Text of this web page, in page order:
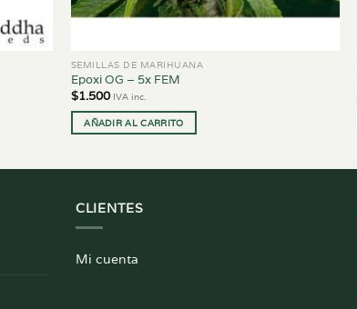
SEMILLAS DE MARIHUANA
Epoxi OG – 5x FEM
$1.500 IVA inc.
AÑADIR AL CARRITO
CLIENTES
Mi cuenta